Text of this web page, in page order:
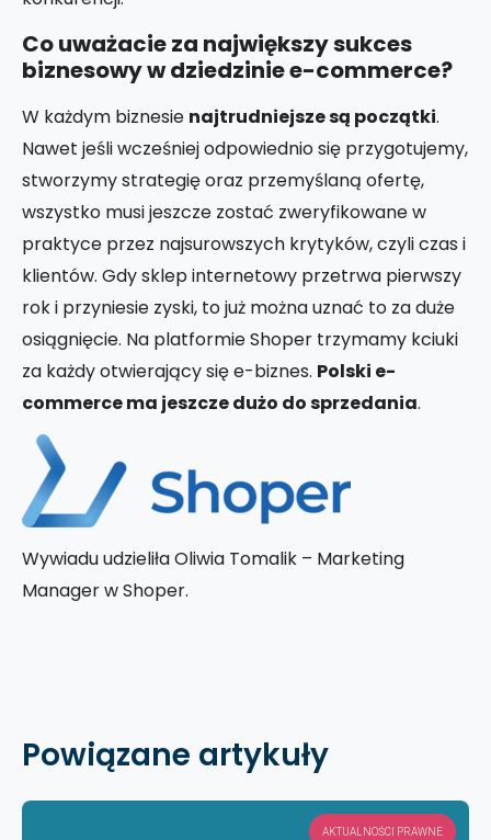
Co uważacie za największy sukces
biznesowy w dziedzinie e-commerce?
W każdym biznesie najtrudniejsze są początki.
Nawet jeśli wcześniej odpowiednio się przygotujemy,
stworzymy strategię oraz przemyślaną ofertę,
wszystko musi jeszcze zostać zweryfikowane w
praktyce przez najsurowszych krytyków, czyli czas i
klientów. Gdy sklep internetowy przetrwa pierwszy
rok i przyniesie zyski, to już można uznać to za duże
osiągnięcie. Na platformie Shoper trzymamy kciuki
za każdy otwierający się e-biznes. Polski e-
commerce ma jeszcze dużo do sprzedania.
Wywiadu udzieliła Oliwia Tomalik – Marketing
Manager w Shoper.
Powiązane artykuły
AKTUALNOŚCI PRAWNE